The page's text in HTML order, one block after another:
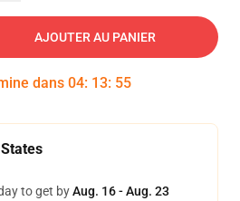
AJOUTER AU PANIER
dans 04: 13: 54
to get byAug. 16 - Aug. 23